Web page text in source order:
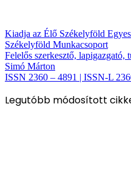
Kiadja az Élő Székelyföld
Székelyföld Munkacsoport
Felelős szerkesztő, lapigazgató,
Simó Márton
ISSN 2360 – 4891 | ISSN-L
Legutóbb módosított